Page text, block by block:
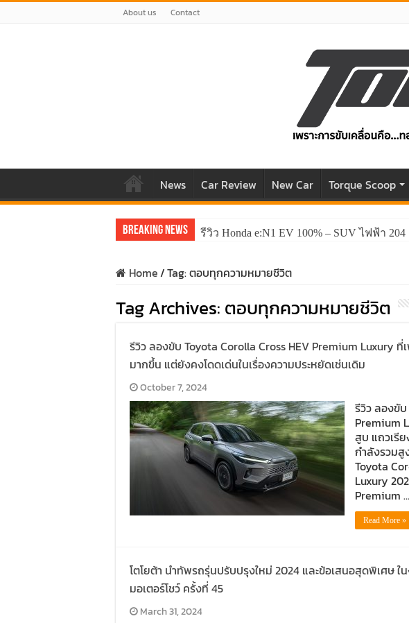
About us Contact
News Car Review New Car Torque Scoop
Breaking News รีวิว Honda e:N1 EV 100% – SUV ไฟฟ้า
Home/Tag:ตอบทุกความหมายชีวิต
Tag Archives: ตอบทุกความหมายชีวิต
รีวิว ลองขับ Toyota Corolla Cross HEV Premium Luxury
มากขึ้น แต่ยังคงโดดเด่นในเรื่องความประหยัดเช่นเดิม
October 7, 2024
รีวิว ลองขั
Premium
สูบ แถวเรี
กำลังรวมสู
Toyota
Luxury
Premium …
Read More »
โตโยต้า นำทัพรถรุ่นปรับปรุงใหม่ 2024 และข้อเสนอสุดพิเศษ ใ
มอเตอร์โชว์ ครั้งที่ 45
March 31, 2024